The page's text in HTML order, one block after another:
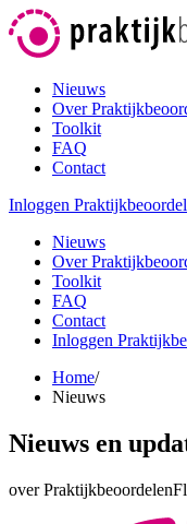
Nieuws
Over
Toolkit
FAQ
Contact
Inloggen
Nieuws
Over
Toolkit
FAQ
Contact
Inloggen
Home/
Nieuws
Nieuws en
over